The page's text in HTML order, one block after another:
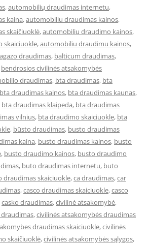
,automobilių draudimas internetu,
kaina,automobiliu draudimas kainos,
skaičiuoklė,automobiliu draudimo kainos,
skaiciuokle,automobiliu draudimu kainos,
draudimas, balticum draudimas,
bendrosios civilinės atsakomybės
draudimas, bta draudimas, bta
bta draudimas kainos, bta draudimas kaunas,
bta draudimas klaipeda, bta draudimas
vilnius, bta draudimo skaiciuokle, bta
, būsto draudimas, busto draudimas
kaina, busto draudimas kainos, busto
, busto draudimo kainos, busto draudimo
, buto draudimas internetu, buto
draudimas skaiciuokle,ca draudimas,car
,casco draudimas skaiciuokle,casco
casko draudimas,civilinė atsakomybė,
,civilinės atsakomybės draudimas
draudimas skaiciuokle,civilinės
skaičiuoklė,civilinės atsakomybės sąlygos,